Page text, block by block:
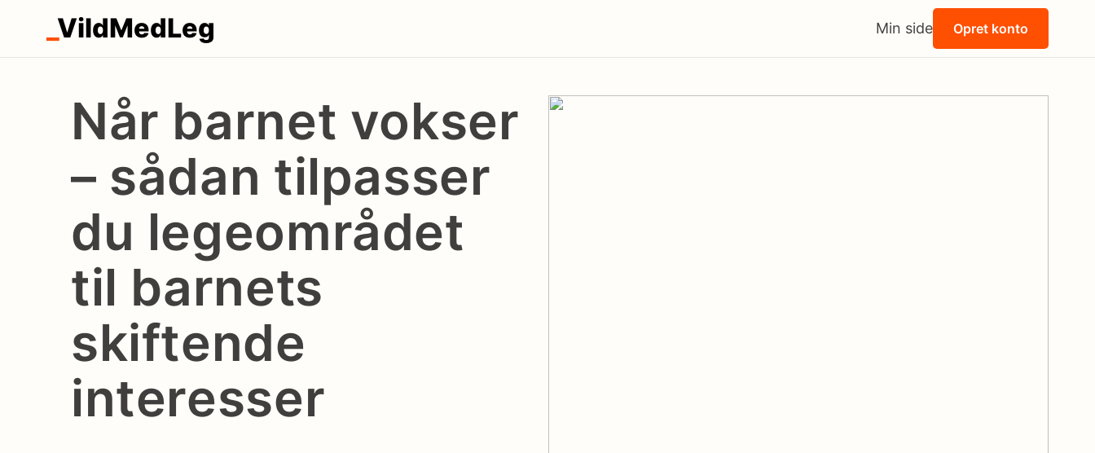
VildMedLeg Min side Opret konto
Når barnet vokser
– sådan tilpasser
du legeområdet
til barnets
skiftende
interesser